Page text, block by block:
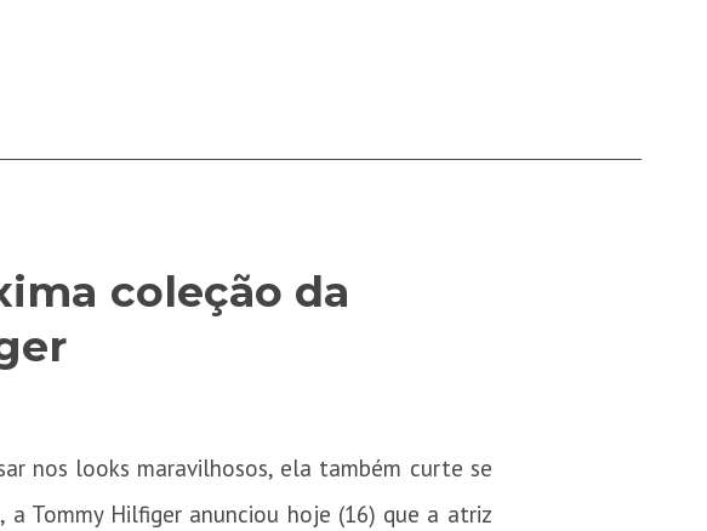
coleção da
nos looks maravilhosos, ela também curte se
Tommy Hilfiger anunciou hoje (16) que a atriz